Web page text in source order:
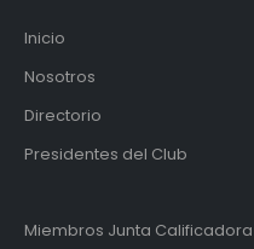
Inicio
Nosotros
Directorio
Presidentes del Club
Miembros Junta Calificadora